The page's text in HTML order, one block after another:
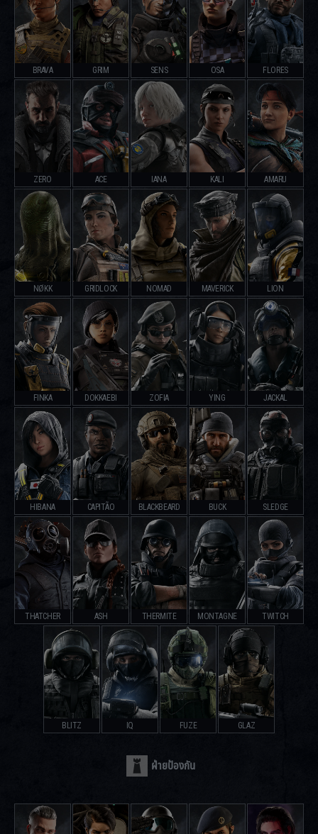
BRAVA GRIM SENS OSA FLORES
ZERO ACE IANA KALI AMARU
NØKK GRIDLOCK NOMAD MAVERICK LION
FINKA DOKKAEBI ZOFIA YING JACKAL
HIBANA CAPITÃO BLACKBEARD BUCK SLEDGE
THATCHER ASH THERMITE MONTAGNE TWITCH
BLITZ IQ FUZE GLAZ
ฝ่ายป้องกัน